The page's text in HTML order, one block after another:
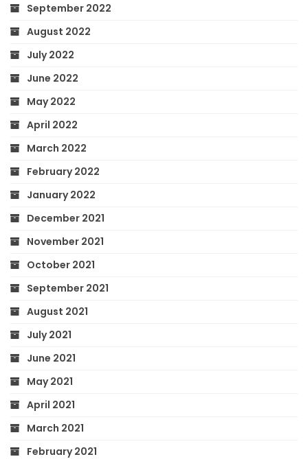
September 2022
August 2022
July 2022
June 2022
May 2022
April 2022
March 2022
February 2022
January 2022
December 2021
November 2021
October 2021
September 2021
August 2021
July 2021
June 2021
May 2021
April 2021
March 2021
February 2021